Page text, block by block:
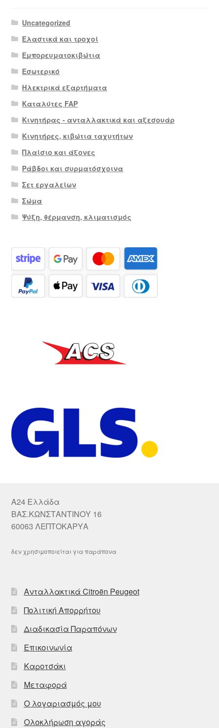
Uncategorized
Ελαστικά και τροχοί
Εμπορευματοκιβώτια
Εσωτερικό
Ηλεκτρικά εξαρτήματα
Καταλύτες FAP
Κινητήρας - ανταλλακτικά και αξεσουάρ
Κινητήρες, κιβώτια ταχυτήτων
Πλαίσιο και άξονες
Ράβδοι και συρματόσχοινα
Σετ εργαλείων
Σώμα
Ψύξη, θέρμανση, κλιματισμός
A24 Ελλάδα
ΒΑΣ.ΚΩΝΣΤΑΝΤΙΝΟΥ 16
60063 ΛΕΠΤΟΚΑΡΥΑ
δεν χρησιμοποιείται για παράπονα
Ανταλλακτικά Citroën Peugeot
Πολιτική Απορρήτου
Διαδικασία Παραπόνων
Επικοινωνία
Καροτσάκι
Μεταφορά
Ο λογαριασμός μου
Ολοκλήρωση αγοράς